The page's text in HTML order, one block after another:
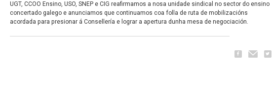
UGT, CCOO Ensino, USO, SNEP e CIG reafirmamos a nosa unidade sindical no sector do ensino
concertado galego e anunciamos que continuamos coa folla de ruta de mobilizacións
acordada para presionar á Consellería e lograr a apertura dunha mesa de negociación.